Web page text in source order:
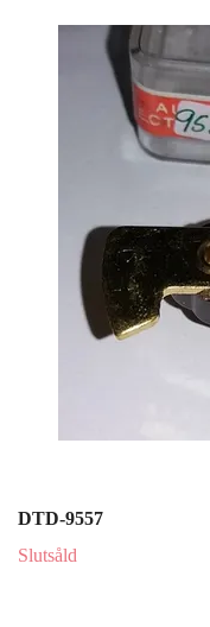
DTD-9557
Slutsåld